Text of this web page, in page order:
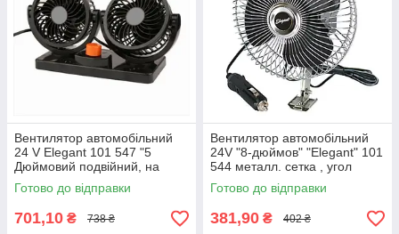
Вентилятор автомобільний
24 V Elegant 101 547 "5
Дюймовий подвійний, на
скотчі
Готово до відправки
701,10 ₴ 738 ₴
Вентилятор автомобільний
24V "8-дюймов" "Elegant" 101
544 металл. сетка , угол
поворота 120*
Готово до відправки
381,90 ₴ 402 ₴